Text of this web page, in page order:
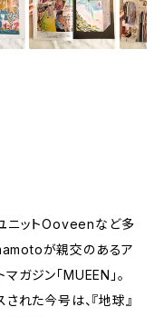
ニットOoveenなど多
が親交のあるア
ガジン「MUEEN」。
れた今号は、『地球』